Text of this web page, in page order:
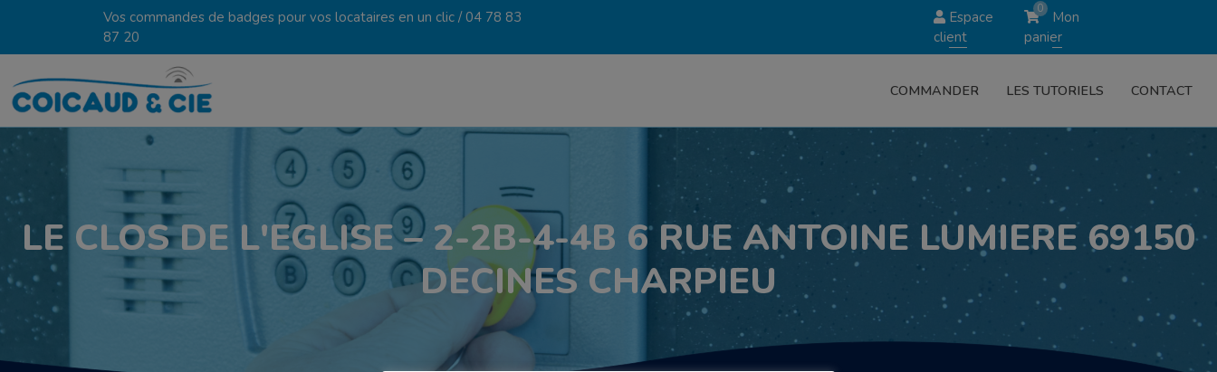
Vos commandes de badges pour vos locataires en un clic /04 78 83
87 20
Espace
client
0
Mon
panier
COMMANDER LES TUTORIELS CONTACT
LE CLOS DE L'EGLISE – 2-2B-4-4B 6 RUE ANTOINE LUMIERE 69150
DECINES CHARPIEU